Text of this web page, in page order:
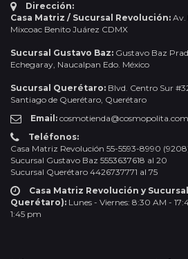
Dirección:
Casa Matriz / Sucursal Revolución: Av.
Mixcoac Benito Juárez CDMX
Sucursal Gustavo Baz: Gustavo Baz
Echegaray, Naucalpan Edo. México
Sucursal Querétaro: Blvd. Centro Sur
Santiago de Querétaro, Querétaro
Email:
Teléfonos:
Casa Matriz Revolución 55-5593-8990
Sucursal Gustavo Baz 5553637618 al 20
Sucursal Querétaro 4426737771 al 75
Casa Matriz Revolución y
Querétaro): Lunes - Viernes: 8:30 AM -
1:45 pm